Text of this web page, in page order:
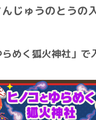
じゅうのとうの
らめく狐火神社」で